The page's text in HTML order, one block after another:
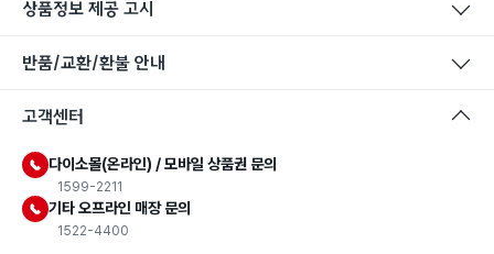
상품정보 제공 고시
반품/교환/환불 안내
고객센터
다이소몰(온라인) / 모바일 상품권 문의
1599-2211
기타 오프라인 매장 문의
1522-4400